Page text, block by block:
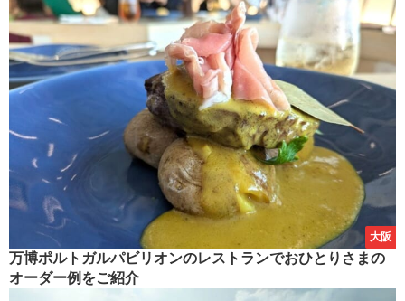
大阪
万博ポルトガルパビリオンのレストランでおひとりさまの
オーダー例をご紹介